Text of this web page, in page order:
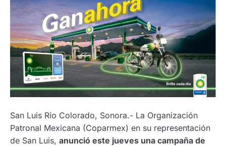
San Luis Río Colorado, Sonora.- La Organización
Patronal Mexicana (Coparmex) en su representación
de San Luis, anunció este jueves una campaña de